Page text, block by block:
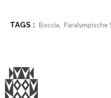
TAGS : Boccia, Paralympische